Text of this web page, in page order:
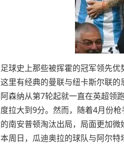
足球史上那些被挥霍的冠军领先优
这里有经典的曼联与纽卡斯尔联的
阿森纳从第7轮起就一直在英超领
度拉大到9分。然而，随着4月份
的南安普顿淘汰出局，局面更加微
本周日，瓜迪奥拉的球队与阿尔